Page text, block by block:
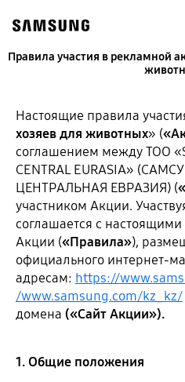
content
Правила участия в рекламной
Настоящие правила
хозяев для животных» (
соглашением между ТОО
CENTRAL EURASIA»
ЦЕНТРАЛЬНАЯ ЕВРАЗИЯ) (
участником Акции.
соглашается с
Акции («Правила»),
официального интернет-
адресам: https://
/www.samsung.com/kz_kz/
домена («Сайт Акции»).
1. Общие положения